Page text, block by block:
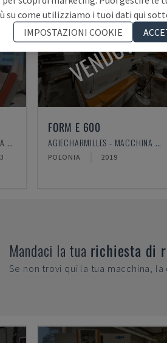
AGIECHARMILLES - MACCHINA PER ELETTROEROSIONE A FILO
VENDUTA
FORM E 600
AGIECHARMILLES - MACCHINA PER ELETTROEROSIONE A TUFFO
POLONIA 2019
Mandaci la tua richiesta di
Se non trovi qui la tua macchina,
su come utilizziamo i tuoi dati qui
IMPOSTAZIONI COOKIE